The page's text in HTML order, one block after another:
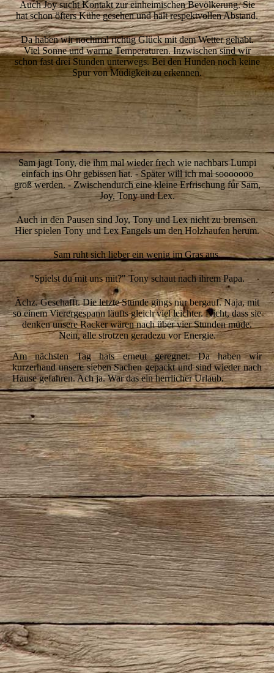
Auch Joy sucht Kontakt zur einheimischen Bevölkerung. Sie
hat schon öfters Kühe gesehen und hält respektvollen Abstand.
Da haben wir nochmal richtig Glück mit dem Wetter gehabt.
Viel Sonne und warme Temperaturen. Inzwischen sind wir
schon fast drei Stunden unterwegs. Bei den Hunden noch keine
Spur von Müdigkeit zu erkennen.
14-Joy-rennt
15-Gero-winkt
16-Hunde-baden
Sam jagt Tony, die ihm mal wieder frech wie nachbars Lumpi
einfach ins Ohr gebissen hat. - Später will ich mal sooooooo
groß werden. - Zwischendurch eine kleine Erfrischung für Sam,
Joy, Tony und Lex.
Auch in den Pausen sind Joy, Tony und Lex nicht zu bremsen.
Hier spielen Tony und Lex Fangels um den Holzhaufen herum.
Sam ruht sich lieber ein wenig im Gras aus.
"Spielst du mit uns mit?" Tony schaut nach ihrem Papa.
Ächz. Geschafft. Die letzte Stunde gings nur bergauf. Naja, mit
so einem Vierergespann läufts gleich viel leichter. Nicht, dass sie
denken unsere Racker wären nach über vier Stunden müde.
Nein, alle strotzen geradezu vor Energie.
Am nächsten Tag hats erneut geregnet. Da haben wir
kurzerhand unsere sieben Sachen gepackt und sind wieder nach
Hause gefahren. Ach ja. War das ein herrlicher Urlaub.